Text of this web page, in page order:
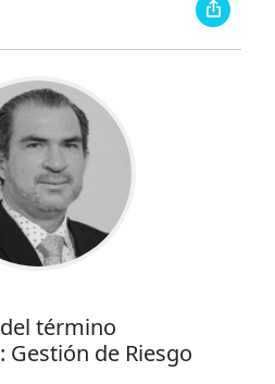
término
Gestión de Riesgo